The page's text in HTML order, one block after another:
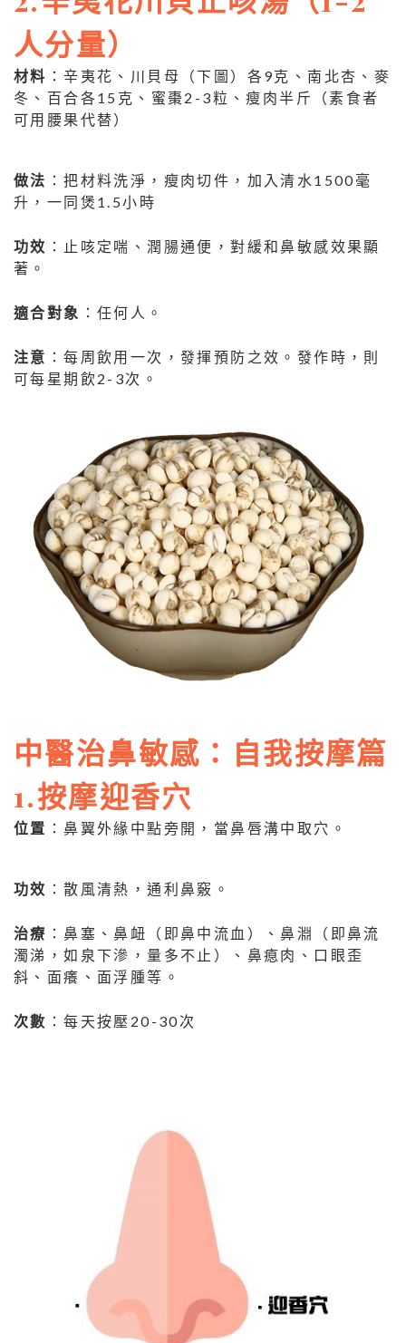
人分量）
材料 ：辛夷花、川貝母（下圖）各9克、南北杏、麥
冬、百合各15克、蜜棗2-3粒、瘦肉半斤（素食者
可用腰果代替）
做法 ：把材料洗淨，瘦肉切件，加入清水1500毫
升，一同煲1.5小時
功效 ：止咳定喘、潤腸通便，對緩和鼻敏感效果顯
著。
適合對象 ：任何人。
注意 ：每周飲用一次，發揮預防之效。發作時，則
可每星期飲2-3次。
中醫治鼻敏感：自我按摩篇
1.按摩迎香穴
位置 ：鼻翼外緣中點旁開，當鼻唇溝中取穴。
功效 ：散風清熱，通利鼻竅。
治療 ：鼻塞、鼻衄（即鼻中流血）、鼻淵（即鼻流
濁涕，如泉下滲，量多不止）、鼻瘜肉、口眼歪
斜、面癢、面浮腫等。
次數 ：每天按壓20-30次